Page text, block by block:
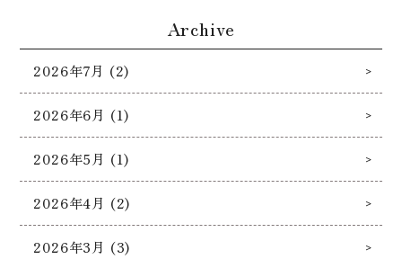
Archive
2026年7月 (2)
2026年6月 (1)
2026年5月 (1)
2026年4月 (2)
2026年3月 (3)